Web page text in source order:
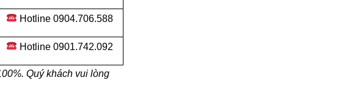
Hotline 0904.706.588
Hotline 0901.742.092
Quý khách vui lòng